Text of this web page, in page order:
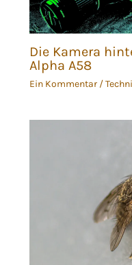
Die Kamera
Alpha A58
Ein Kommentar /